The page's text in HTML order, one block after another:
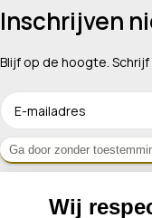
Inschrijven
Blijf op de hoogte.